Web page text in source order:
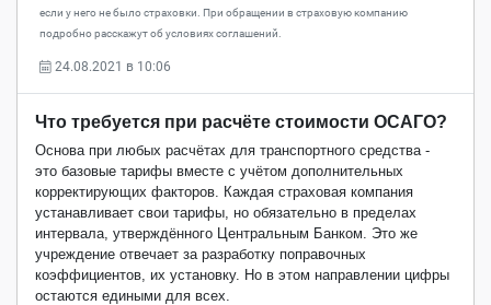
если у него не было страховки. При обращении в страховую компанию
подробно расскажут об условиях соглашений.
24.08.2021 в 10:06
Что требуется при расчёте стоимости ОСАГО?
Основа при любых расчётах для транспортного средства -
это базовые тарифы вместе с учётом дополнительных
корректирующих факторов. Каждая страховая компания
устанавливает свои тарифы, но обязательно в пределах
интервала, утверждённого Центральным Банком. Это же
учреждение отвечает за разработку поправочных
коэффициентов, их установку. Но в этом направлении цифры
остаются едиными для всех.